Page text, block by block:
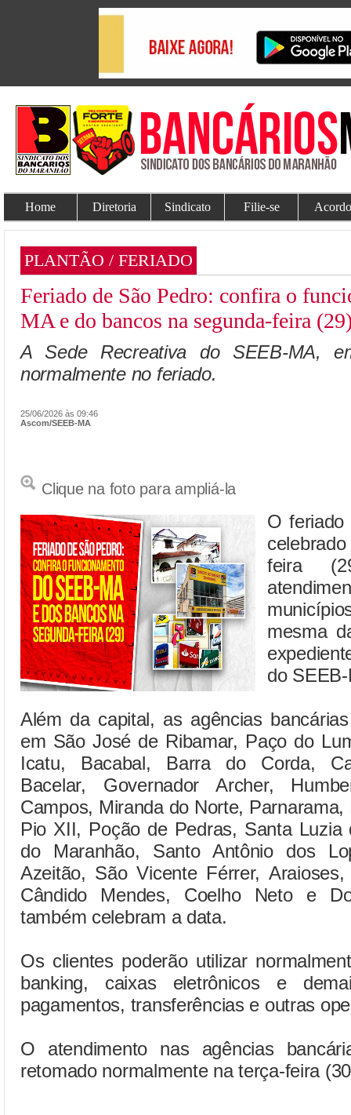
Home Diretoria Sindicato Filie-se
PLANTÃO / FERIADO
Feriado de São Pedro: confira o
MA e do bancos na segunda-feira
A Sede Recreativa do SEEB-MA,
normalmente no feriado.
25/06/2026 às 09:46
Ascom/SEEB-MA
Clique na foto para ampliá-la
O feriado
feira
mesma
do
Além da capital, as agências
em São José de Ribamar, Paço do
Icatu, Bacabal, Barra do Corda,
Bacelar, Governador Archer,
Campos, Miranda do Norte,
Pio XII, Poção de Pedras, Santa Luzia
do Maranhão, Santo Antônio dos
Azeitão, São Vicente Férrer,
Cândido Mendes, Coelho Neto e
também celebram a data.
Os clientes poderão utilizar
banking, caixas eletrônicos e
pagamentos, transferências e outras
O atendimento nas agências
retomado normalmente na terça-feira